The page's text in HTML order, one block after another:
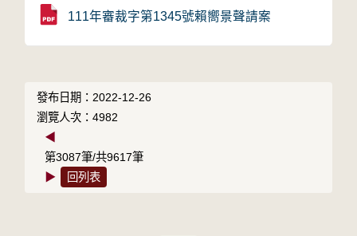
111年審裁字第1345號賴嚮景聲請案
發布日期：2022-12-26
瀏覽人次：4982
◀
第3087筆/共9617筆
▶
回列表